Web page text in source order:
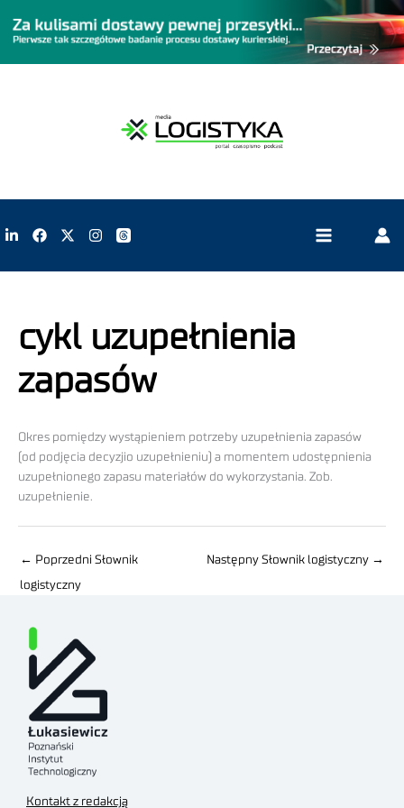
cykl uzupełnienia
zapasów
Okres pomiędzy wystąpieniem potrzeby uzupełnienia zapasów
(od podjęcia decyzjio uzupełnieniu) a momentem udostępnienia
uzupełnionego zapasu materiałów do wykorzystania. Zob.
uzupełnienie.
← Poprzedni Słownik
logistyczny
Następny Słownik logistyczny →
Kontakt z redakcją